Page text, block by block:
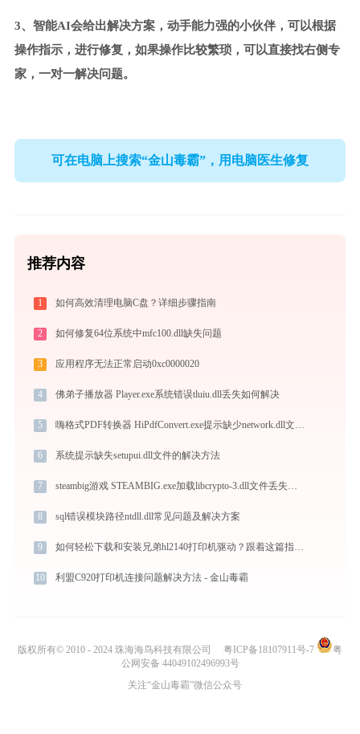
3、智能AI会给出解决方案，动手能力强的小伙伴，可以根据
操作指示，进行修复，如果操作比较繁琐，可以直接找右侧专
家，一对一解决问题。
可在电脑上搜索“金山毒霸”，用电脑医生修复
推荐内容
1 如何高效清理电脑C盘？详细步骤指南
2 如何修复64位系统中mfc100.dll缺失问题
3 应用程序无法正常启动0xc0000020
4 佛弟子播放器 Player.exe系统错误tluiu.dll丢失如何解决
5 嗨格式PDF转换器 HiPdfConvert.exe提示缺少network.dll文件的解决办法
6 系统提示缺失setupui.dll文件的解决方法
7 steambig游戏 STEAMBIG.exe加载libcrypto-3.dll文件丢失处理办法
8 sql错误模块路径ntdll.dll常见问题及解决方案
9 如何轻松下载和安装兄弟hl2140打印机驱动？跟着这篇指南走
10 利盟C920打印机连接问题解决方法 - 金山毒霸
版权所有© 2010 - 2024 珠海海鸟科技有限公司 粤ICP备18107911号-7
粤
公网安备 44049102496993号
关注“金山毒霸”微信公众号